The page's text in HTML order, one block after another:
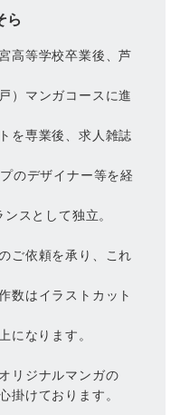
ら
高等学校卒業後、芦
）マンガコースに進
を専業後、求人雑誌
のデザイナー等を経
スとして独立。
ご依頼を承り、これ
数はイラストカット
になります。
リジナルマンガの
掛けております。